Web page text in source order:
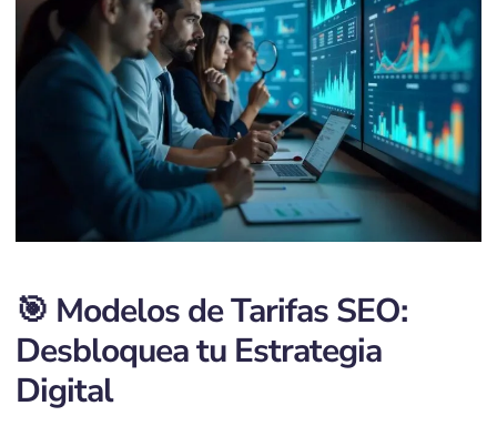
🎯 Modelos de Tarifas SEO:
Desbloquea tu Estrategia
Digital